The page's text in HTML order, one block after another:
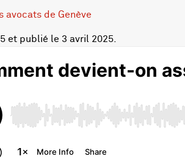
avocats de Genève
et publié le 3 avril 2025.